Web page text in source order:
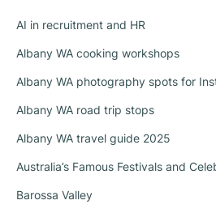
AI in recruitment and HR
Albany WA cooking workshops
Albany WA photography spots for
Albany WA road trip stops
Albany WA travel guide 2025
Australia’s Famous Festivals and
Barossa Valley